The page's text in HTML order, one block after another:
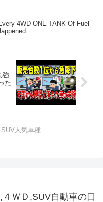
4WD ONE TANK Of Fuel
強
た
人気車種
ＷＤ,SUV自動車の口